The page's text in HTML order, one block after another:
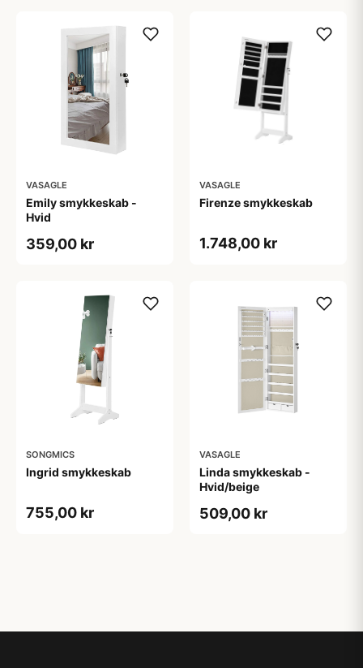
VASAGLE
Emily smykkeskab -
Hvid
359,00 kr
VASAGLE
Firenze smykkeskab
1.748,00 kr
SONGMICS
Ingrid smykkeskab
755,00 kr
VASAGLE
Linda smykkeskab -
Hvid/beige
509,00 kr